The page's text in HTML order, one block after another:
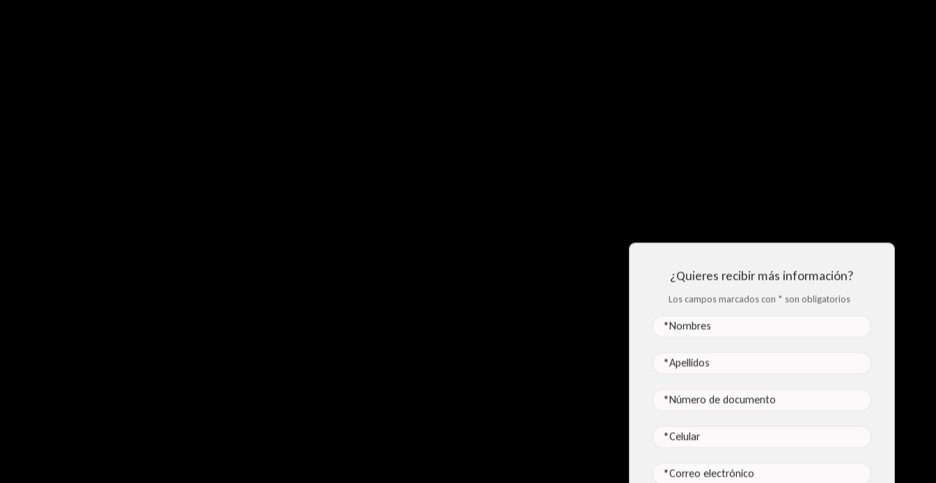
¿Quieres recibir más información?
Los campos marcados con * son obligatorios
*Nombres
*Apellidos
*Número de documento
*Celular
*Correo electrónico